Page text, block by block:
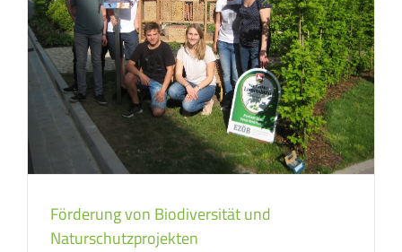
Förderung von Biodiversität und
Naturschutzprojekten